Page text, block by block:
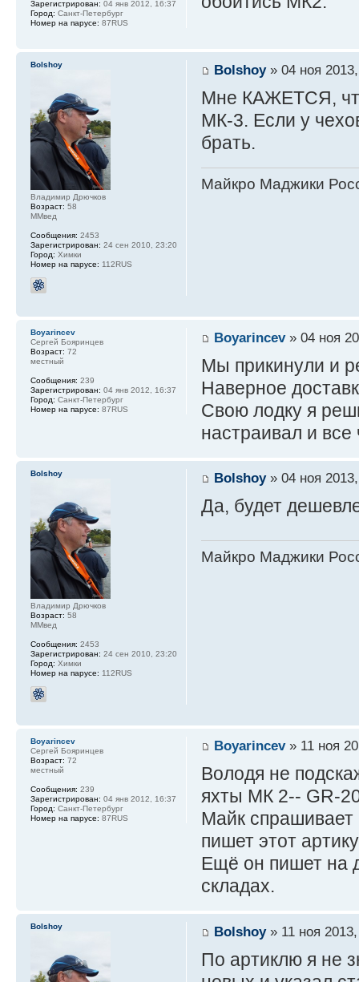
Зарегистрирован: 04 янв 2012, 16:37
Город: Санкт-Петербург
Номер на парусе: 87RUS
Bolshoy» 04 ноя
Мне КАЖЕТСЯ,
МК-3. Если у
брать.
Майкро Маджики
Bolshoy
Владимир Дрючков
Возраст: 58
ММвед
Сообщения: 2453
Зарегистрирован: 24 сен 2010, 23:20
Город: Химки
Номер на парусе: 112RUS
Boyarincev» 04 ноя
Мы прикинули и
Наверное
Свою лодку я
настраивал и
Boyarincev
Сергей Бояринцев
Возраст: 72
местный
Сообщения: 239
Зарегистрирован: 04 янв 2012, 16:37
Город: Санкт-Петербург
Номер на парусе: 87RUS
Bolshoy» 04 ноя
Да, будет
Майкро Маджики
Bolshoy
Владимир Дрючков
Возраст: 58
ММвед
Сообщения: 2453
Зарегистрирован: 24 сен 2010, 23:20
Город: Химки
Номер на парусе: 112RUS
Boyarincev» 11 ноя
Володя не
яхты МК 2-- GR-
Майк спрашивает
пишет этот
Ещё он пишет на
складах.
Boyarincev
Сергей Бояринцев
Возраст: 72
местный
Сообщения: 239
Зарегистрирован: 04 янв 2012, 16:37
Город: Санкт-Петербург
Номер на парусе: 87RUS
Bolshoy» 11 ноя
По артиклю я не
Bolshoy